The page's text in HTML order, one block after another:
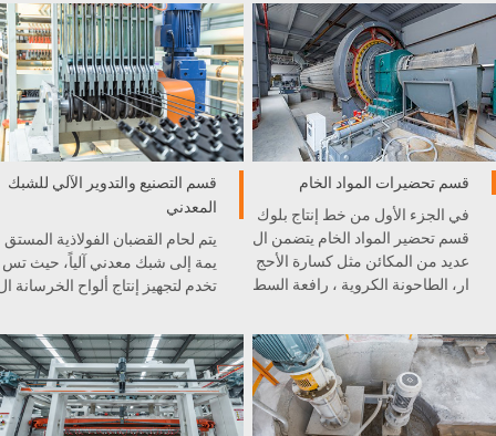
قسم تحضيرات المواد الخام
في الجزء الأول من خط إنتاج بلوك
قسم تحضير المواد الخام يتضمن ال
عديد من المكائن مثل كسارة الأحج
ار، الطاحونة الكروية ، رافعة السط
ممتاز في خط الإنتاج .
قسم التصنيع والتدوير الآلي للشبك
المعدني
يتم لحام القضبان الفولاذية المستق
يمة إلى شبك معدني آلياً، حيث تس
تخدم لتجهيز إنتاج ألواح الخرسانة